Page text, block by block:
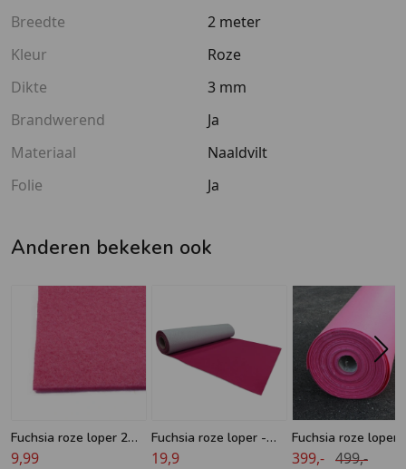
Breedte
2 meter
Kleur
Roze
Dikte
3 mm
Brandwerend
Ja
Materiaal
Naaldvilt
Folie
Ja
Anderen bekeken ook
Fuchsia roze loper 2
meter breed
9,99
Fuchsia roze loper -
Luxe - 2 meter breed
19,9
Fuchsia roze loper
lengte 50 meter -
399,- 499,-